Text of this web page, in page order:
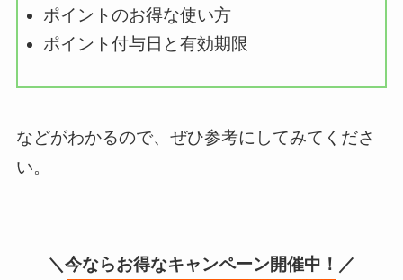
ポイントのお得な使い方
ポイント付与日と有効期限
などがわかるので、ぜひ参考にしてみてくださ
い。
＼今ならお得なキャンペーン開催中！／